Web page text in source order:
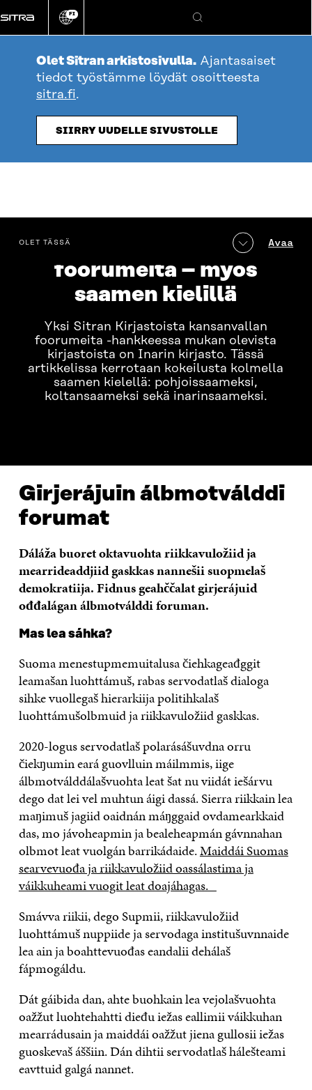
suoraan
sisältöön
Vaihda
kieli
FI
Hae
Olet Sitran arkistosivulla. Ajantasaiset
tiedot työstämme löydät osoitteesta
sitra.fi.
SIIRRY UUDELLE SIVUSTOLLE
Kirjastoista kansanvallan
foorumeita – myös
saamen kielillä
Yksi Sitran Kirjastoista kansanvallan
foorumeita -hankkeessa mukan olevista
kirjastoista on Inarin kirjasto. Tässä
artikkelissa kerrotaan kokeilusta kolmella
saamen kielellä: pohjoissaameksi,
koltansaameksi sekä inarinsaameksi.
table_of_contents
OLET TÄSSÄ Avaa
Girjerájuin álbmotválddi
forumat
Dáláža buoret oktavuohta riikkavuložiid ja
mearrideaddjiid gaskkas nannešii suopmelaš
demokratiija. Fidnus geahččalat girjerájuid
ođđalágan álbmotválddi foruman.
Mas lea sáhka?
Suoma menestupmemuitalusa čiehkageađggit
leamašan luohttámuš, rabas servodatlaš dialoga
sihke vuollegaš hierarkiija politihkalaš
luohttámušolbmuid ja riikkavuložiid gaskkas.
2020-logus servodatlaš polarásášuvdna orru
čiekŋumin eará guovlluin máilmmis, iige
álbmotválddálašvuohta leat šat nu viidát iešárvu
dego dat lei vel muhtun áigi dassá. Sierra riikkain lea
maŋimuš jagiid oaidnán máŋggaid ovdamearkkaid
das, mo jávoheapmin ja bealeheapmán gávnnahan
olbmot leat vuolgán barrikádaide.Maiddái Suomas
searvevuođa ja riikkavuložiid oassálastima ja
váikkuheami vuogit leat doajáhagas.
Smávva riikii, dego Supmii, riikkavuložiid
luohttámuš nuppiide ja servodaga institušuvnnaide
lea ain ja boahttevuođas eandalii dehálaš
fápmogáldu.
Dát gáibida dan, ahte buohkain lea vejolašvuohta
oažžut luohtehahtti dieđu iežas eallimii váikkuhan
mearrádusain ja maiddái oažžut jiena gullosii iežas
guoskevaš áššiin. Dán dihtii servodatlaš hálešteami
eavttuid galgá nannet.